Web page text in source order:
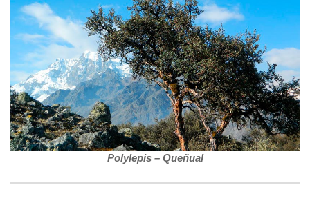
Polylepis – Queñual